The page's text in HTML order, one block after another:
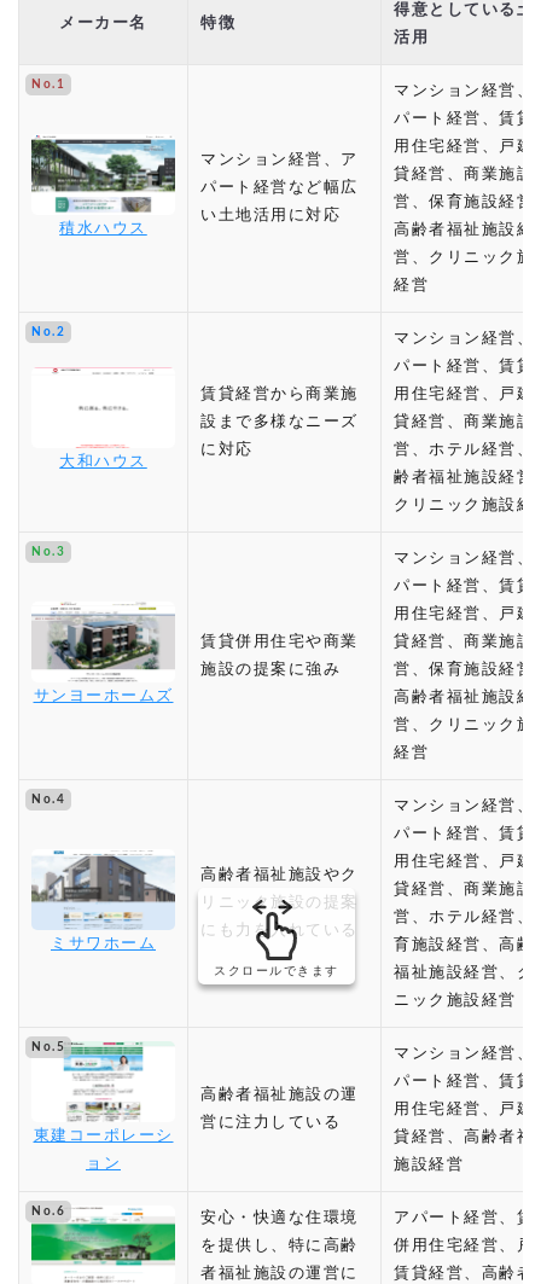
メーカー名 特徴
得意としている土
活用
No.1
積水ハウス
マンション経営、ア
パート経営など幅広
い土地活用に対応
マンション経営、
パート経営、賃貸
用住宅経営、戸建
貸経営、商業施設
営、保育施設経営
高齢者福祉施設経
営、クリニック施
経営
No.2
大和ハウス
賃貸経営から商業施
設まで多様なニーズ
に対応
マンション経営、
パート経営、賃貸
用住宅経営、戸建
貸経営、商業施設
営、ホテル経営、
齢者福祉施設経営
クリニック施設経
No.3
サンヨーホームズ
賃貸併用住宅や商業
施設の提案に強み
マンション経営、
パート経営、賃貸
用住宅経営、戸建
貸経営、商業施設
営、保育施設経営
高齢者福祉施設経
営、クリニック施
経営
No.4
ミサワホーム
高齢者福祉施設やク
リニック施設の提案
にも力を入れている
マンション経営、
パート経営、賃貸
用住宅経営、戸建
貸経営、商業施設
営、ホテル経営、
育施設経営、高齢
福祉施設経営、ク
ニック施設経営
No.5
東建コーポレーシ
ョン
高齢者福祉施設の運
営に注力している
マンション経営、
パート経営、賃貸
用住宅経営、戸建
貸経営、高齢者福
施設経営
No.6
安心・快適な住環境
を提供し、特に高齢
者福祉施設の運営に
アパート経営、賃
併用住宅経営、戸
賃貸経営、高齢者
スクロールできます